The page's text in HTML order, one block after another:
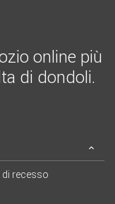
online più
di dondoli.
di recesso